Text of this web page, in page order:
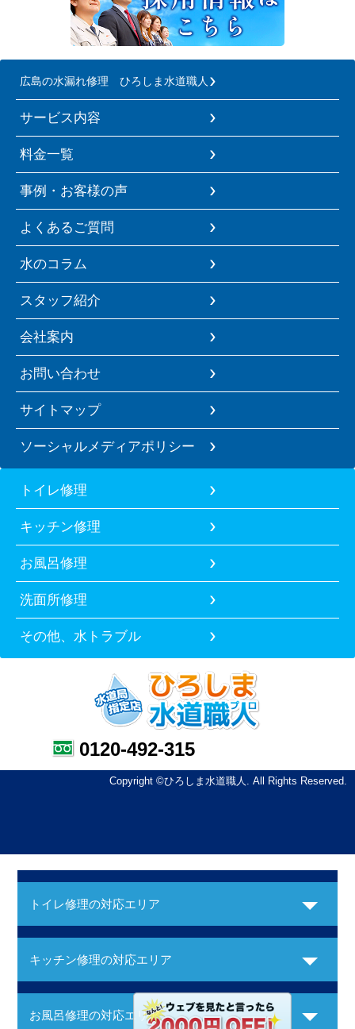
広島の水漏れ修理 ひろしま水道職人
サービス内容
料金一覧
事例・お客様の声
よくあるご質問
水のコラム
スタッフ紹介
会社案内
お問い合わせ
サイトマップ
ソーシャルメディアポリシー
トイレ修理
キッチン修理
お風呂修理
洗面所修理
その他、水トラブル
0120-492-315
Copyright ©ひろしま水道職人. All Rights Reserved.
トイレ修理の対応エリア
キッチン修理の対応エリア
お風呂修理の対応エリア